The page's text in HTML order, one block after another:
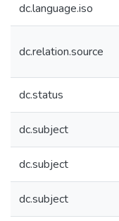
dc.language.iso
dc.relation.source
dc.status
dc.subject
dc.subject
dc.subject